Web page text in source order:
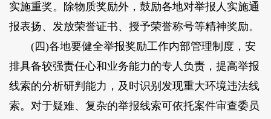
实施重奖。除物质奖励外，鼓励各地对举报人实施通
报表扬、发放荣誉证书、授予荣誉称号等精神奖励。
(四)各地要健全举报奖励工作内部管理制度，安
排具备较强责任心和业务能力的专人负责，提高举报
线索的分析研判能力，及时识别发现重大环境违法线
索。对于疑难、复杂的举报线索可依托案件审查委员